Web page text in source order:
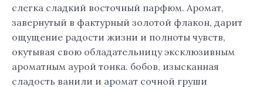
слегка сладкий восточный парфюм. Аромат,
завернутый в фактурный золотой флакон, дарит
ощущение радости жизни и полноты чувств,
окутывая свою обладательницу эксклюзивным
ароматным аурой тонка. бобов, изысканная
сладость ванили и аромат сочной груши